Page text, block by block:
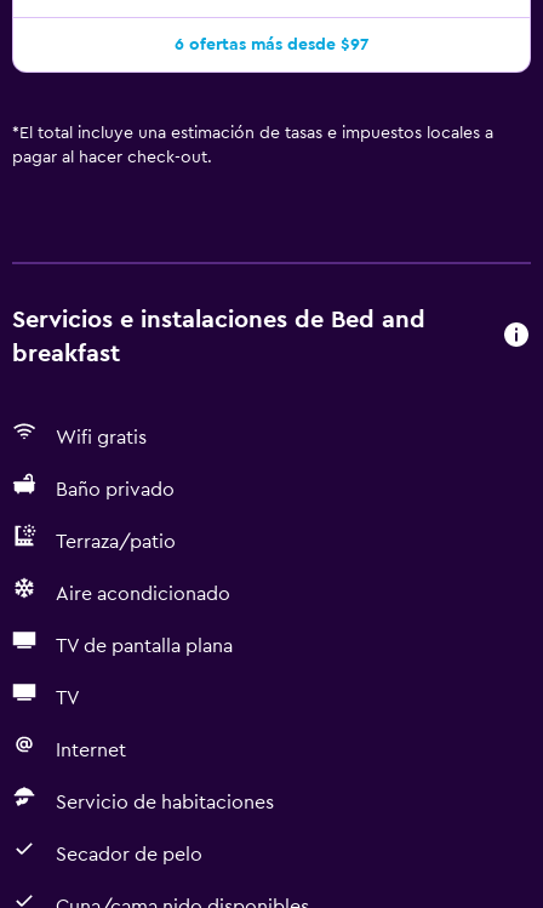
6 ofertas más desde $97
* El total incluye una estimación de tasas e impuestos locales a
pagar al hacer check-out.
Servicios e instalaciones de Bed and
breakfast
Wifi gratis
Baño privado
Terraza/patio
Aire acondicionado
TV de pantalla plana
TV
Internet
Servicio de habitaciones
Secador de pelo